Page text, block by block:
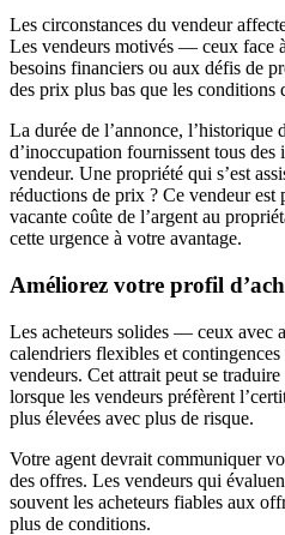
Les circonstances du vendeur
Les vendeurs motivés — ceux face
besoins financiers ou aux défis de
des prix plus bas que les conditions
La durée de l’annonce, l’historique
d’inoccupation fournissent tous
vendeur. Une propriété qui s’est
réductions de prix ? Ce vendeur est
vacante coûte de l’argent au
cette urgence à votre avantage.
Améliorez votre profil
Les acheteurs solides — ceux avec
calendriers flexibles et
vendeurs. Cet attrait peut se
lorsque les vendeurs préfèrent
plus élevées avec plus de risque.
Votre agent devrait communiquer
des offres. Les vendeurs qui
souvent les acheteurs fiables aux
plus de conditions.